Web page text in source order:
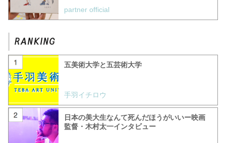
partner official
五美術大学と五芸術大学
手羽イチロウ
日本の美大生なんて死んだほうがいいー映画
監督・木村太一インタビュー